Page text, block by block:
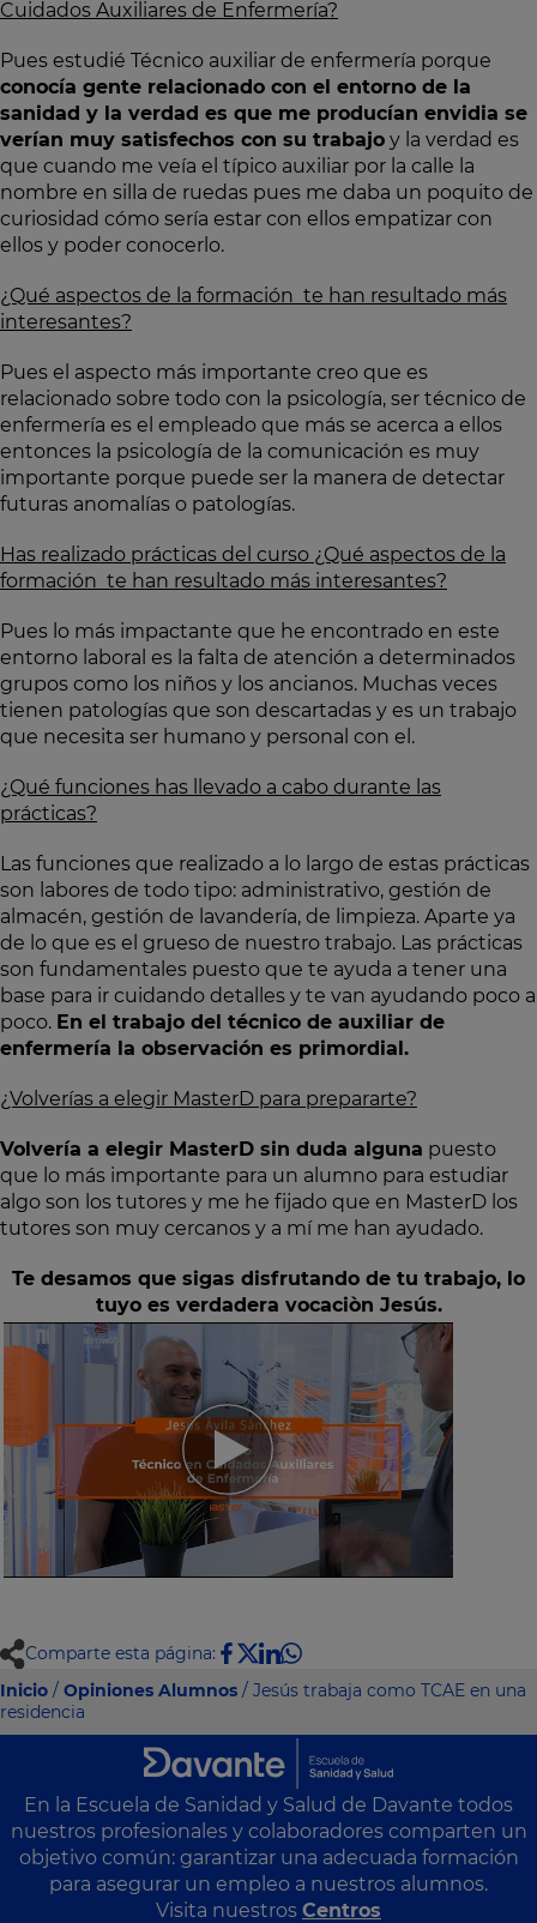
Cuidados Auxiliares de Enfermería?
Pues estudié Técnico auxiliar de enfermería porque
conocía gente relacionado con el entorno de la
sanidad y la verdad es que me producían envidia se
verían muy satisfechos con su trabajo y la verdad es
que cuando me veía el típico auxiliar por la calle la
nombre en silla de ruedas pues me daba un poquito de
curiosidad cómo sería estar con ellos empatizar con
ellos y poder conocerlo.
¿Qué aspectos de la formación te han resultado más
interesantes?
Pues el aspecto más importante creo que es
relacionado sobre todo con la psicología, ser técnico de
enfermería es el empleado que más se acerca a ellos
entonces la psicología de la comunicación es muy
importante porque puede ser la manera de detectar
futuras anomalías o patologías.
Has realizado prácticas del curso ¿Qué aspectos de la
formación te han resultado más interesantes?
Pues lo más impactante que he encontrado en este
entorno laboral es la falta de atención a determinados
grupos como los niños y los ancianos. Muchas veces
tienen patologías que son descartadas y es un trabajo
que necesita ser humano y personal con el.
¿Qué funciones has llevado a cabo durante las
prácticas?
Las funciones que realizado a lo largo de estas prácticas
son labores de todo tipo: administrativo, gestión de
almacén, gestión de lavandería, de limpieza. Aparte ya
de lo que es el grueso de nuestro trabajo. Las prácticas
son fundamentales puesto que te ayuda a tener una
base para ir cuidando detalles y te van ayudando poco a
poco. En el trabajo del técnico de auxiliar de
enfermería la observación es primordial.
¿Volverías a elegir MasterD para prepararte?
Volvería a elegir MasterD sin duda alguna puesto
que lo más importante para un alumno para estudiar
algo son los tutores y me he fijado que en MasterD los
tutores son muy cercanos y a mí me han ayudado.
Te desamos que sigas disfrutando de tu trabajo, lo
tuyo es verdadera vocaciòn Jesús.
Comparte esta página:
Inicio / Opiniones Alumnos / Jesús trabaja como TCAE en una
residencia
En la Escuela de Sanidad y Salud de Davante todos
nuestros profesionales y colaboradores comparten un
objetivo común: garantizar una adecuada formación
para asegurar un empleo a nuestros alumnos.
Visita nuestros Centros